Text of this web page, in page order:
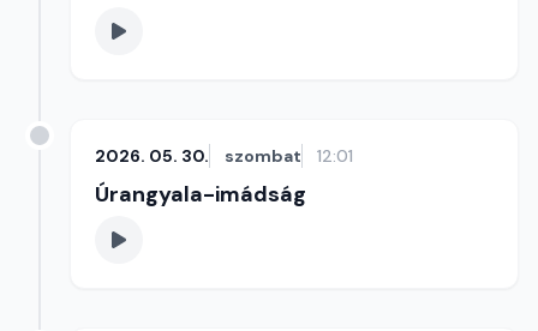
2026. 05. 30. szombat 12:01
Úrangyala-imádság